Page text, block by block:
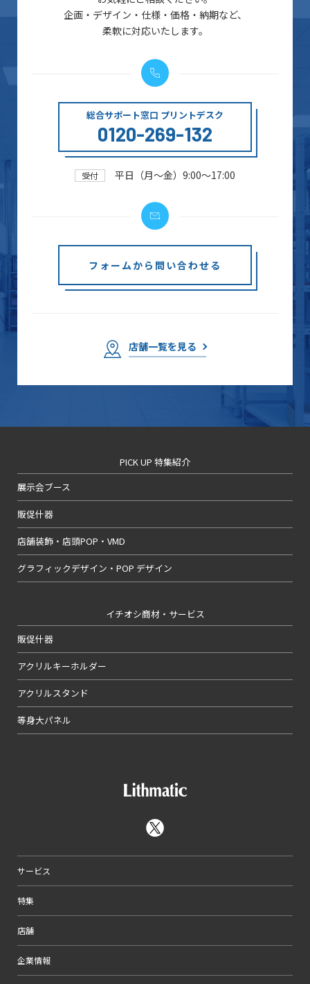
企画・デザイン・仕様・価格・納期など、
柔軟に対応いたします。
総合サポート窓口 プリントデスク
0120-269-132
受付 平日（月～金）9:00～17:00
フォームから問い合わせる
店舗一覧を見る
PICK UP 特集紹介
展示会ブース
販促什器
店舗装飾・店頭POP・VMD
グラフィックデザイン・POP デザイン
イチオシ商材・サービス
販促什器
アクリルキーホルダー
アクリルスタンド
等身大パネル
サービス
特集
店舗
企業情報